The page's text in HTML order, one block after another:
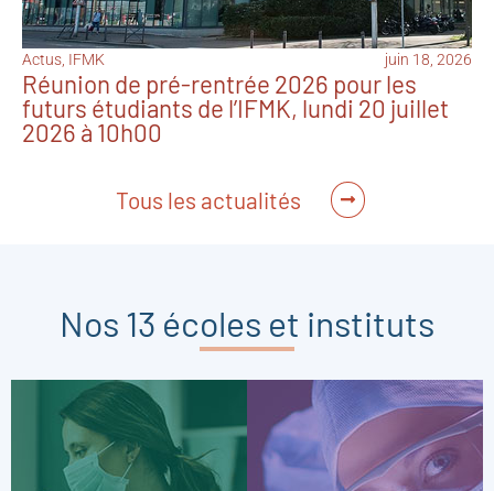
Actus, IFMK juin 18, 2026
Réunion de pré-rentrée 2026 pour les
futurs étudiants de l’IFMK, lundi 20 juillet
2026 à 10h00
Tous les actualités
Nos 13 écoles et instituts